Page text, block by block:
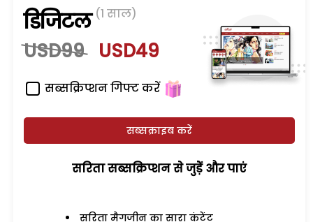
डिजिटल (1 साल)
USD99 USD49
सब्सक्रिप्शन गिफ्ट करें
सब्सक्राइब करें
सरिता सब्सक्रिप्शन से जुड़ेें और पाएं
सरिता मैगजीन का सारा कंटेंट